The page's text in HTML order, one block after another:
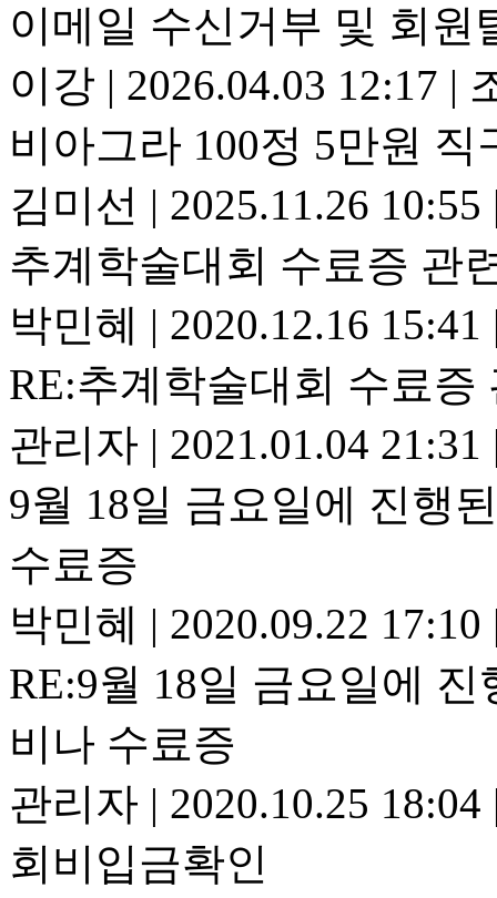
이메일 수신거부 및 회원
이강 | 2026.04.03 12:17 |
비아그라 100정 5만원
김미선 | 2025.11.26 10:55
추계학술대회 수료증 관
박민혜 | 2020.12.16 15:41
RE:추계학술대회 수료증
관리자 | 2021.01.04 21:31
9월 18일 금요일에 진행
수료증
박민혜 | 2020.09.22 17:10
RE:9월 18일 금요일에
비나 수료증
관리자 | 2020.10.25 18:04
회비입금확인